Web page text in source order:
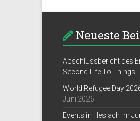
Neueste
Abschlussbericht des
Second Life To Things”
World Refugee Day
Juni 2026
Events in Heslach im